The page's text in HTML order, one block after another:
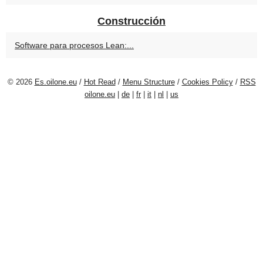
Construcción
Software para procesos Lean:...
© 2026 Es.oilone.eu/ Hot Read / Menu Structure/ Cookies Policy/ RSS
oilone.eu
de fr it nl us